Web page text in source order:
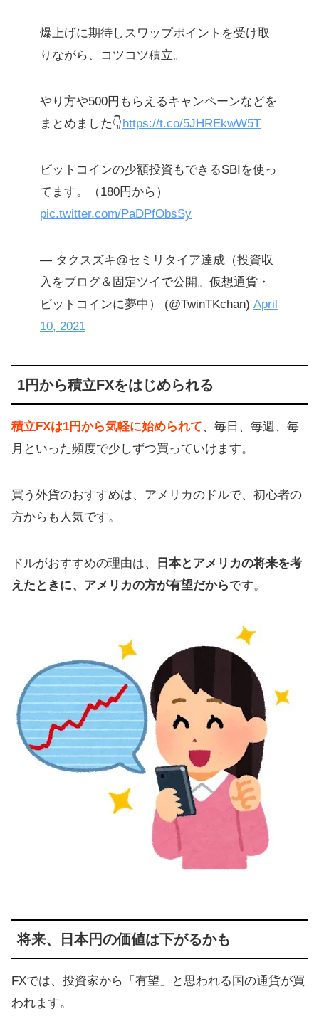
爆上げに期待しスワップポイントを受け取
りながら、コツコツ積立。
やり方や500円もらえるキャンペーンなどを
まとめました👇https://t.co/5JHREkwW5T
ビットコインの少額投資もできるSBIを使っ
てます。（180円から）
pic.twitter.com/PaDPfObsSy
— タクスズキ@セミリタイア達成（投資収
入をブログ＆固定ツイで公開。仮想通貨・
ビットコインに夢中） (@TwinTKchan) April
10, 2021
1円から積立FXをはじめられる
積立FXは1円から気軽に始められて、毎日、毎週、毎
月といった頻度で少しずつ買っていけます。
買う外貨のおすすめは、アメリカのドルで、初心者の
方からも人気です。
ドルがおすすめの理由は、
日本とアメリカの将来を考
えたときに、アメリカの方が有望だからです。
将来、日本円の価値は下がるかも
FXでは、投資家から「有望」と思われる国の通貨が買
われます。